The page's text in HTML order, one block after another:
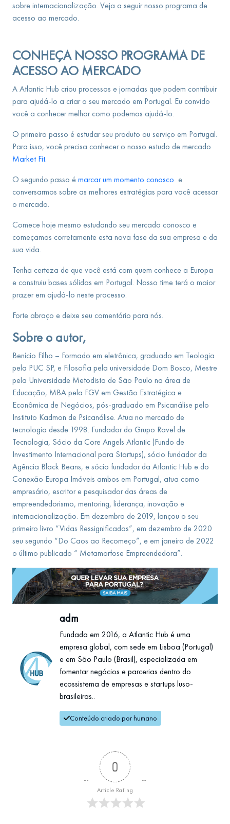
sobre internacionalização. Veja a seguir nosso programa de
acesso ao mercado.
CONHEÇA NOSSO PROGRAMA DE
ACESSO AO MERCADO
A Atlantic Hub criou processos e jornadas que podem contribuir
para ajudá-lo a criar o seu mercado em Portugal. Eu convido
você a conhecer melhor como podemos ajudá-lo.
O primeiro passo é estudar seu produto ou serviço em Portugal.
Para isso, você precisa conhecer o nosso estudo de mercado
Market Fit.
O segundo passo é marcar um momento conosco e
conversarmos sobre as melhores estratégias para você acessar
o mercado.
Comece hoje mesmo estudando seu mercado conosco e
começamos corretamente esta nova fase da sua empresa e da
sua vida.
Tenha certeza de que você está com quem conhece a Europa
e construiu bases sólidas em Portugal. Nosso time terá o maior
prazer em ajudá-lo neste processo.
Forte abraço e deixe seu comentário para nós.
Sobre o autor,
Benício Filho – Formado em eletrônica, graduado em Teologia
pela PUC SP, e Filosofia pela universidade Dom Bosco, Mestre
pela Universidade Metodista de São Paulo na área de
Educação, MBA pela FGV em Gestão Estratégica e
Econômica de Negócios, pós-graduado em Psicanálise pelo
Instituto Kadmon de Psicanálise. Atua no mercado de
tecnologia desde 1998. Fundador do Grupo Ravel de
Tecnologia, Sócio da Core Angels Atlantic (Fundo de
Investimento Internacional para Startups), sócio fundador da
Agência Black Beans, e sócio fundador da Atlantic Hub e do
Conexão Europa Imóveis ambos em Portugal, atua como
empresário, escritor e pesquisador das áreas de
empreendedorismo, mentoring, liderança, inovação e
internacionalização. Em dezembro de 2019, lançou o seu
primeiro livro “Vidas Ressignificadas”, em dezembro de 2020
seu segundo “Do Caos ao Recomeço”, e em janeiro de 2022
o último publicado “ Metamorfose Empreendedora”.
adm
Fundada em 2016, a Atlantic Hub é uma
empresa global, com sede em Lisboa (Portugal)
e em São Paulo (Brasil), especializada em
fomentar negócios e parcerias dentro do
ecossistema de empresas e startups luso-
brasileiras..
Conteúdo criado por humano
0
Article Rating